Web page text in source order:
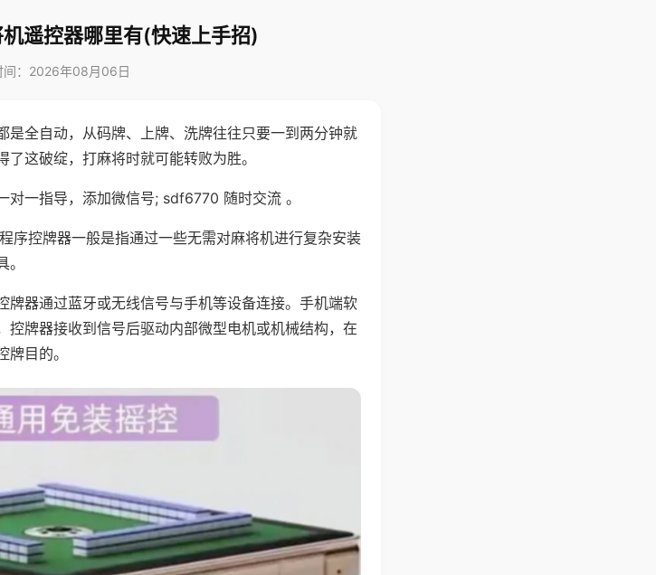
遥控器哪里有(快速上手招)
间：2026年08月06日
是全自动，从码牌、上牌、洗牌往往只要一到两分钟就
这破绽，打麻将时就可能转败为胜。
一指导，添加微信号; sdf6770 随时交流 。
序控牌器一般是指通过一些无需对麻将机进行复杂安装
牌器通过蓝牙或无线信号与手机等设备连接。手机端软
牌器接收到信号后驱动内部微型电机或机械结构，在
目的。